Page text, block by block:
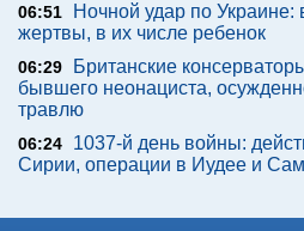
06:51
Ночной удар по Украине:
жертвы, в их числе ребенок
06:29
Британские
бывшего неонациста,
травлю
06:24
1037-й день войны:
Сирии, операции в Иудее и